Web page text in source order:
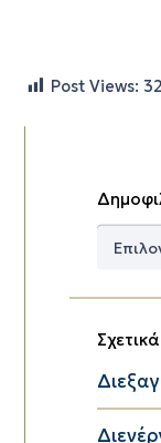
Post Views: